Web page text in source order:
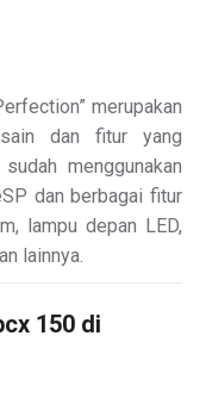
merupakan
dan fitur yang
menggunakan
dan berbagai fitur
lampu depan LED,
lainnya.
150 di